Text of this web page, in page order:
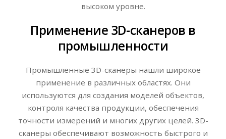
высоком уровне.
Применение 3D-сканеров в
промышленности
Промышленные 3D-сканеры нашли широкое
применение в различных областях. Они
используются для создания моделей объектов,
контроля качества продукции, обеспечения
точности измерений и многих других целей. 3D-
сканеры обеспечивают возможность быстрого и